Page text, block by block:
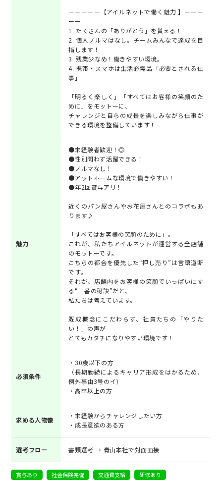
ーーーーー【アイルネットで働く魅力 】ーーー
ーー
1. たくさんの「ありがとう」を貰える！
2. 個人ノルマはなし。チームみんなで達成を目
指します！
3. 残業少なめ！働きやすい環境。
4. 携帯・スマホは生活必需品「必要とされる仕
事」
「明るく楽しく」「すべてはお客様の笑顔のた
めに」をモットーに、
チャレンジと自らの成長を楽しみながら仕事が
できる環境を整備しています！
魅力
●未経験者歓迎！◎
●性別問わず活躍できる！
●ノルマなし！
●アットホームな環境で働きやすい！
●年2回賞与アリ！
近くのパン屋さんやお花屋さんとのコラボもあ
ります♪
「すべてはお客様の笑顔のために」。
これが、私たちアイルネットが運営する全店舗
のモットーです。
こちらの都合を優先した“押し売り”は言語道断
です。
それが、店舗内をお客様の笑顔でいっぱいにす
る“一番の秘訣”だと、
私たちは考えています。
既成概念にこだわらず、社員たちの「やりた
い！」の声が
とてもカタチになりやすい環境です！
必須条件
・30歳以下の方
（長期勤続によるキャリア形成をはかるため、
例外事由3号のイ）
・高卒以上の方
求める人物像
・未経験からチャレンジしたい方
・成長意欲のある方
選考フロー 書類選考 → 青山本社で対面面接
賞与あり 社会保険完備 交通費支給
研修あり